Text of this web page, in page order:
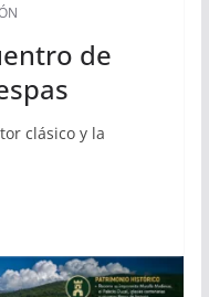
de
clásico y la